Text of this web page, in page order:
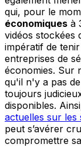
qui, pour le
économiques à
vidéos stockées
impératif de
entreprises de
économies. Sur
qu'il n'y a pas
toujours
disponibles.
actuelles sur les
peut s’avérer
compromettre